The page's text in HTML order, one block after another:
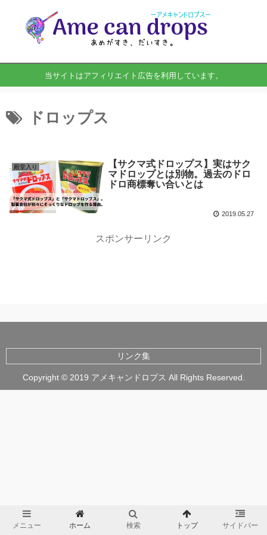
当サイトはアフィリエイト広告を利用しています。
ドロップス
殿堂入り
【サクマ式ドロップス】実はサク
マドロップとは別物。過去のドロ
ドロ商標奪い合いとは
2019.05.27
スポンサーリンク
リンク集
Copyright © 2019 アメキャンドロプス All Rights Reserved.
メニュー ホーム 検索 トップ サイドバー